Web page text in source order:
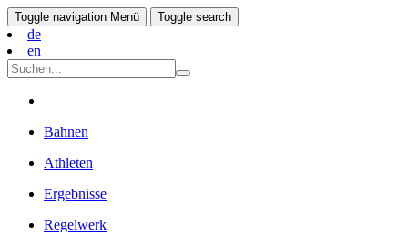
Toggle navigation Menü Toggle search
de
en
Bahnen
Athleten
Ergebnisse
Regelwerk